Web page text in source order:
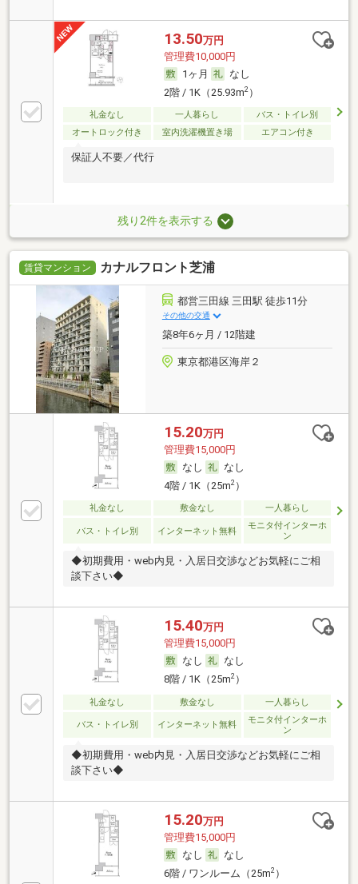
13.50万円
管理費10,000円
1ヶ月
なし
2階 / 1K（25.93m2）
礼金なし 一人暮らし
バス・トイレ別
オートロック付き
室内洗濯機置き場 エアコン付き
保証人不要／代行
残り2件を表示する
賃貸マンション カナルフロント芝浦
都営三田線 三田駅 徒歩11分
その他の交通
築8年6ヶ月 / 12階建
東京都港区海岸２
15.20万円
管理費15,000円
なし
なし
4階 / 1K（25m2）
礼金なし 敷金なし 一人暮らし
バス・トイレ別 インターネット無料
モニタ付インターホ
ン
◆初期費用・web内見・入居日交渉などお気軽にご相
談下さい◆
15.40万円
管理費15,000円
なし
なし
8階 / 1K（25m2）
礼金なし 敷金なし 一人暮らし
バス・トイレ別 インターネット無料
モニタ付インターホ
ン
◆初期費用・web内見・入居日交渉などお気軽にご相
談下さい◆
15.20万円
管理費15,000円
なし
なし
6階 / ワンルーム（25m2）